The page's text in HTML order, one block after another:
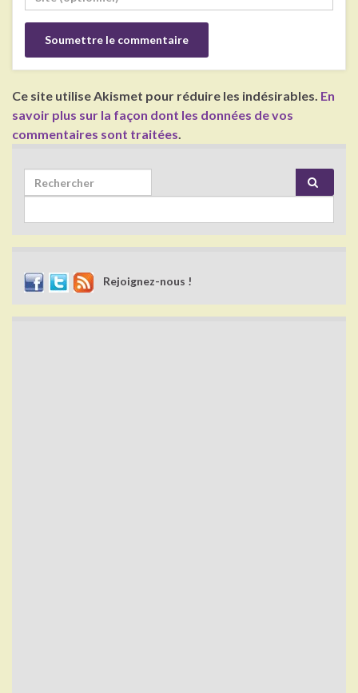
Ce site utilise Akismet pour réduire les indésirables. En
savoir plus sur la façon dont les données de vos
commentaires sont traitées.
Search for:
Rejoignez-nous !